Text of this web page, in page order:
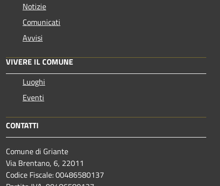
Notizie
Comunicati
Avvisi
VIVERE IL COMUNE
Luoghi
Eventi
CONTATTI
Comune di Griante
Via Brentano, 6, 22011
Codice Fiscale: 00486580137